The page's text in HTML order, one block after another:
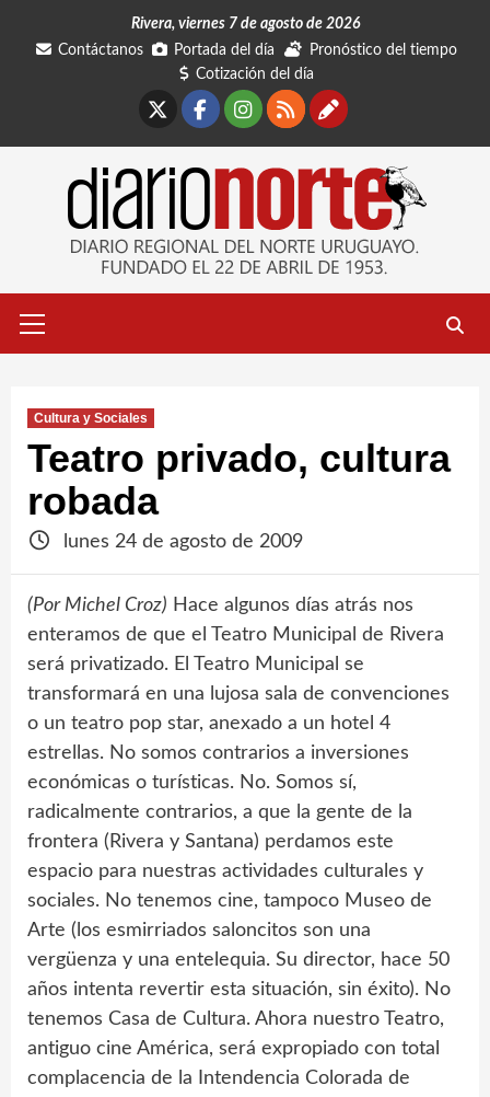
Rivera, viernes 7 de agosto de 2026
Contáctanos
Portada del día
Pronóstico del tiempo
Cotización del día
Facebook
Instagram
RSSContáctanos
primario
Cultura y Sociales
Teatro privado, cultura
robada
lunes 24 de agosto de 2009
(Por Michel Croz) Hace algunos días atrás nos
enteramos de que el Teatro Municipal de Rivera
será privatizado. El Teatro Municipal se
transformará en una lujosa sala de convenciones
o un teatro pop star, anexado a un hotel 4
estrellas. No somos contrarios a inversiones
económicas o turísticas. No. Somos sí,
radicalmente contrarios, a que la gente de la
frontera (Rivera y Santana) perdamos este
espacio para nuestras actividades culturales y
sociales. No tenemos cine, tampoco Museo de
Arte (los esmirriados saloncitos son una
vergüenza y una entelequia. Su director, hace 50
años intenta revertir esta situación, sin éxito). No
tenemos Casa de Cultura. Ahora nuestro Teatro,
antiguo cine América, será expropiado con total
complacencia de la Intendencia Colorada de